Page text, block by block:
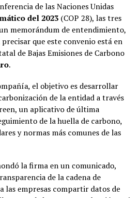
de las Naciones Unidas
del 2023 (COP 28), las tres
memorándum de entendimiento,
que este convenio está en
de Bajas Emisiones de Carbono
.
el objetivo es desarrollar
de la entidad a través
un aplicativo de última
de la huella de carbono,
y normas más comunes de las
la firma en un comunicado,
de la cadena de
las empresas compartir datos de